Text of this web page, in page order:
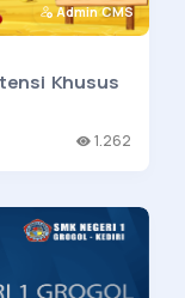
Admin CMS
Khusus
1.262